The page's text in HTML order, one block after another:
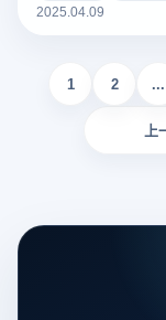
2025.04.09
上
1 2 ...